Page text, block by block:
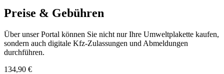
Preise & Gebühren
Über unser Portal können Sie nicht nur Ihre Umweltplakette kaufen,
sondern auch digitale Kfz-Zulassungen und Abmeldungen
durchführen.
134,90 €